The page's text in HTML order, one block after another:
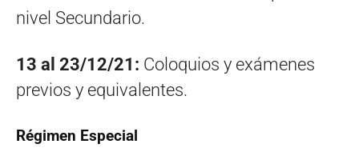
nivel Secundario.
13 al 23/12/21: Coloquios y exámenes
previos y equivalentes.
Régimen Especial